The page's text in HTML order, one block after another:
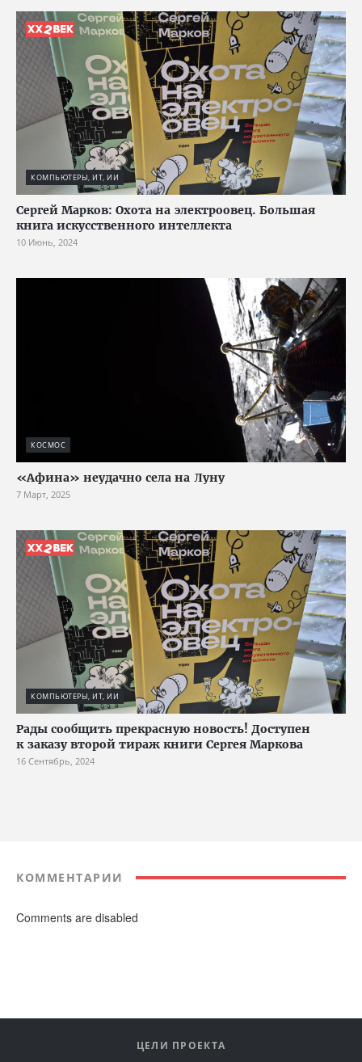
КОМПЬЮТЕРЫ, ИТ, ИИ
Сергей Марков: Охота на электроовец. Большая
книга искусственного интеллекта
10 Июнь, 2024
КОСМОС
«Афина» неудачно села на Луну
7 Март, 2025
КОМПЬЮТЕРЫ, ИТ, ИИ
Рады сообщить прекрасную новость! Доступен
к заказу второй тираж книги Сергея Маркова
16 Сентябрь, 2024
КОММЕНТАРИИ
Comments are disabled
ЦЕЛИ ПРОЕКТА